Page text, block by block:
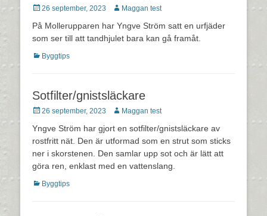
Postades
26 september, 2023 Författare
Maggan test
På Mollerupparen har Yngve Ström satt en urfjäder
som ser till att tandhjulet bara kan gå framåt.
Kategorier
Byggtips
Sotfilter/gnistsläckare
Postades
26 september, 2023 Författare
Maggan test
Yngve Ström har gjort en sotfilter/gnistsläckare av
rostfritt nät. Den är utformad som en strut som sticks
ner i skorstenen. Den samlar upp sot och är lätt att
göra ren, enklast med en vattenslang.
Kategorier
Byggtips